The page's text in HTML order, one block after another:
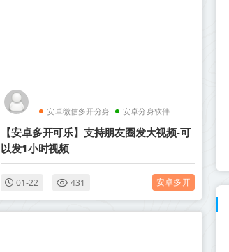
安卓微信多开分身 安卓分身软件
【安卓多开可乐】支持朋友圈发大视频-可
以发1小时视频
01-22 431 安卓多开